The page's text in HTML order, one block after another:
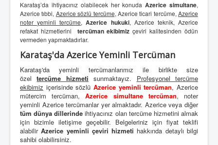
Karataş’da ihtiyacınız olabilecek her konudaAzerice simultane,
Azerice tıbbi, Azerice sözlü tercüme, Azerice ticari tercüme, Azerice
noter yeminli tercüme,Azerice hukuki, Azerice teknik, Azerice
refakat hizmetlerini
tercüman ekibimizçeviri kalitesinden ödün
vermeden yapmaktadırlar.
Karataş'da Azerice Yeminli Tercüman
Karataş'da yeminli tercümanlarımız ile birlikte size
özeltercüme hizmeti sunmaktayız. Profesyonel tercüme
ekibimiz içerisinde sözlü Azerice yeminli tercüman, Azerice
mütercim tercüman,Azerice simultane tercüman, noter
yeminli Azerice tercümanlar yer almaktadır. Azerice veya diğer
tüm dünya dillerinde ihtiyacınız olan tercüme hizmetini almak
için bizimle iletişime geçebilir. Belgeleriniz için fiyat teklifi
alabilirAzerice yeminli çeviri hizmeti hakkında detaylı bilgi
sahibi olabilirsiniz.